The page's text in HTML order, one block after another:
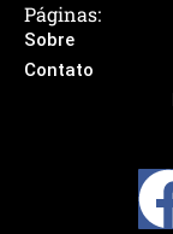
Páginas:
Sobre
Contato